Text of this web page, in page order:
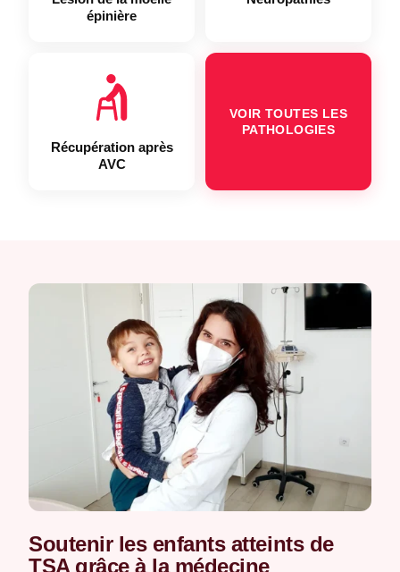
épinière
Récupération après
AVC
VOIR TOUTES LES
PATHOLOGIES
Soutenir les enfants atteints de
TSA grâce à la médecine